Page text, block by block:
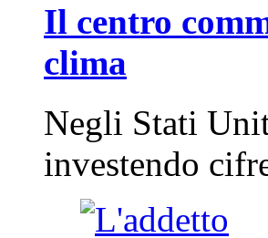
Il centro
clima
Negli Stati
investendo